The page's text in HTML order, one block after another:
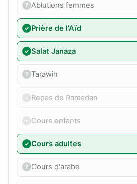
Ablutions femmes
Prière de l'Aïd
Salat Janaza
Tarawih
Repas de Ramadan
Cours enfants
Cours adultes
Cours d'arabe